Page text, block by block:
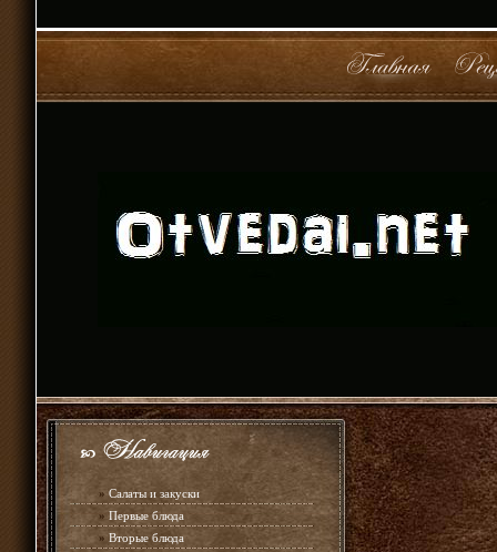
» Салаты и закуски
» Первые блюда
» Вторые блюда